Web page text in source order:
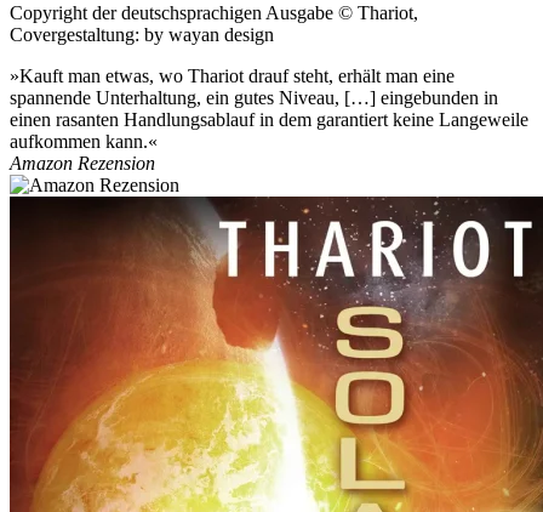
Copyright der deutschsprachigen Ausgabe © Thariot,
Covergestaltung: by wayan design
»Kauft man etwas, wo Thariot drauf steht, erhält man eine
spannende Unterhaltung, ein gutes Niveau, […] eingebunden in
einen rasanten Handlungsablauf in dem garantiert keine Langeweile
aufkommen kann.«
Amazon Rezension